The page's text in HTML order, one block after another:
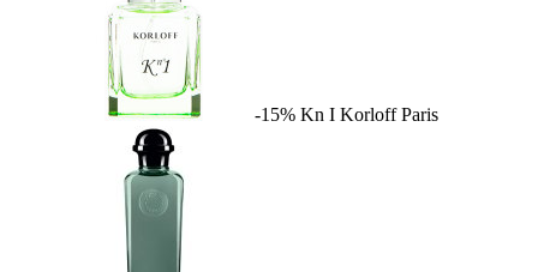
-15% Kn I Korloff Paris